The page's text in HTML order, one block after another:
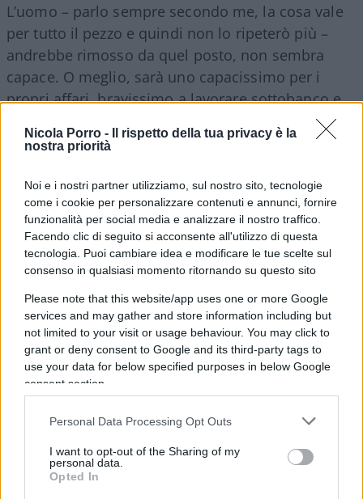
Nicola Porro -
Il rispetto della tua privacy è la
nostra priorità
Noi e i nostri partner utilizziamo, sul nostro sito, tecnologie
come i cookie per personalizzare contenuti e annunci, fornire
funzionalità per social media e analizzare il nostro traffico.
Facendo clic di seguito si acconsente all'utilizzo di questa
tecnologia. Puoi cambiare idea e modificare le tue scelte sul
consenso in qualsiasi momento ritornando su questo sito
Please note that this website/app uses one or more Google
services and may gather and store information including but
not limited to your visit or usage behaviour. You may click to
grant or deny consent to Google and its third-party tags to
use your data for below specified purposes in below Google
consent section.
Personal Data Processing Opt Outs
I want to opt-out of the Sharing of my
personal data.
Opted In
L’uomo – parlo sempre secondo me, la cosa vale
per tutto il pezzo e quindi non lo ripeterò più –
andrebbe rimosso da quel posto, non sembra
capace. O meglio, sarà uno capacissimo per i
propri affari, bravissimo a lavorare sottobanco e
dà tanto
l’impressione di essere uno super, come viene
viene in mente che invece parla poco per lasciare,
almeno ai non allocchi, un indicibile dubbio, nel
timore di toglierglielo non appena apre bocca.
Pensiamoci un attimo ai suoi tre più famosi
exploit:
«Whatever it takes» non significa nulla e, poi,
non v’è nulla al mondo che debba salvarsi “a
qualunque prezzo”. Nulla se non una cosa: la vita.
Se non ti vaccini muori o fai morire